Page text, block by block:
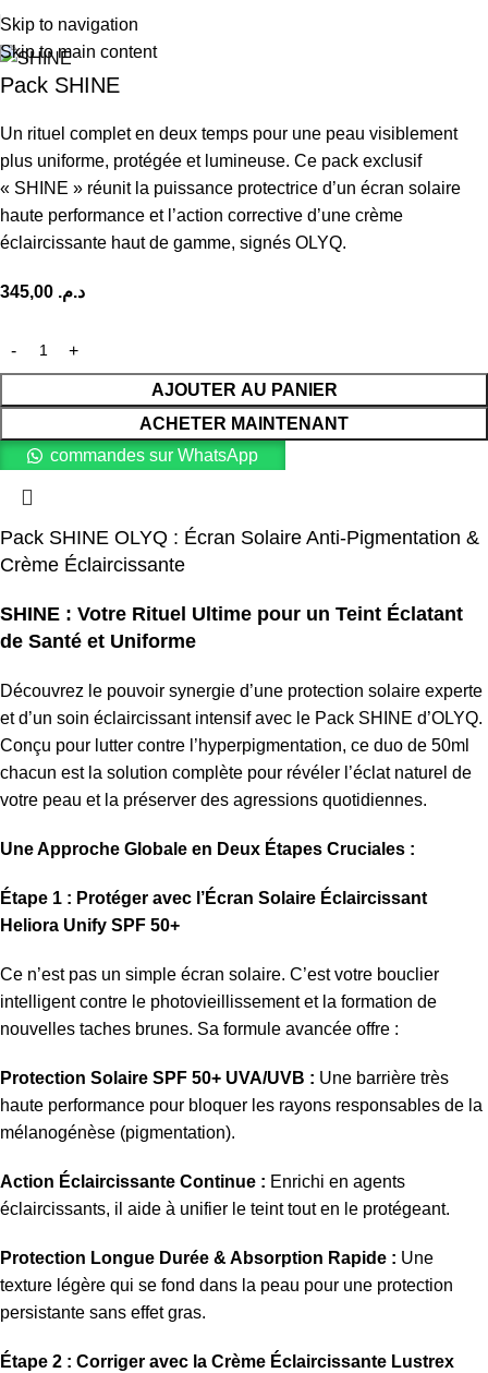
Skip to navigation
Skip to main content
Pack SHINE
Un rituel complet en deux temps pour une peau visiblement
plus uniforme, protégée et lumineuse. Ce pack exclusif
« SHINE » réunit la puissance protectrice d’un écran solaire
haute performance et l’action corrective d’une crème
éclaircissante haut de gamme, signés OLYQ.
د.م.
AJOUTER AU PANIER
ACHETER MAINTENANT
commandes sur WhatsApp
Pack SHINE OLYQ : Écran Solaire Anti-Pigmentation &
Crème Éclaircissante
SHINE : Votre Rituel Ultime pour un Teint Éclatant
de Santé et Uniforme
Découvrez le pouvoir synergie d’une protection solaire experte
et d’un soin éclaircissant intensif avec le Pack SHINE d’OLYQ.
Conçu pour lutter contre l’hyperpigmentation, ce duo de 50ml
chacun est la solution complète pour révéler l’éclat naturel de
votre peau et la préserver des agressions quotidiennes.
Une Approche Globale en Deux Étapes Cruciales :
Étape 1 : Protéger avec l’Écran Solaire Éclaircissant
Heliora Unify SPF 50+
Ce n’est pas un simple écran solaire. C’est votre bouclier
intelligent contre le photovieillissement et la formation de
nouvelles taches brunes. Sa formule avancée offre :
Protection Solaire SPF 50+ UVA/UVB : Une barrière très
haute performance pour bloquer les rayons responsables de la
mélanogénèse (pigmentation).
Action Éclaircissante Continue : Enrichi en agents
éclaircissants, il aide à unifier le teint tout en le protégeant.
Protection Longue Durée & Absorption Rapide : Une
texture légère qui se fond dans la peau pour une protection
persistante sans effet gras.
Étape 2 : Corriger avec la Crème Éclaircissante Lustrex